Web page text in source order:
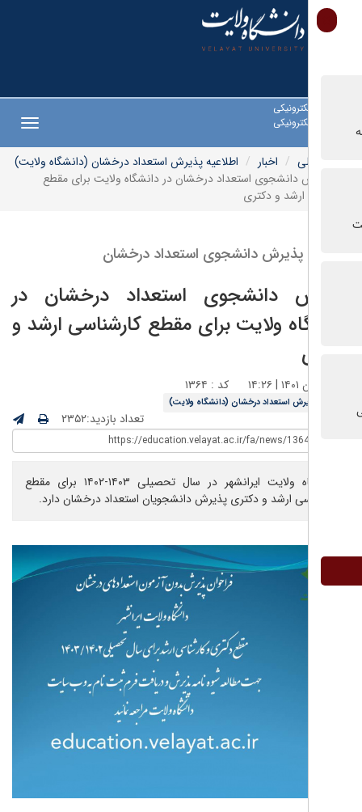
اطلاعیه پذیرش استعداد درخشان (دانشگاه ولایت)
دانشجوی استعداد درخشان در دانشگاه ولایت برای مقطع
و دکتری
پذیرش دانشجوی استعداد درخشان
دانشجوی استعداد درخشان در
ولایت برای مقطع کارشناسی ارشد و
کد : ۱۳۶۴
استعداد درخشان (دانشگاه ولایت)
تعداد بازدید:۲۳۵۲
دانشگاه ولایت ایرانشهر در سال تحصیلی ۱۴۰۳-۱۴۰۲ برای مقطع
ارشد و دکتری پذیرش دانشجویان استعداد درخشان دارد.